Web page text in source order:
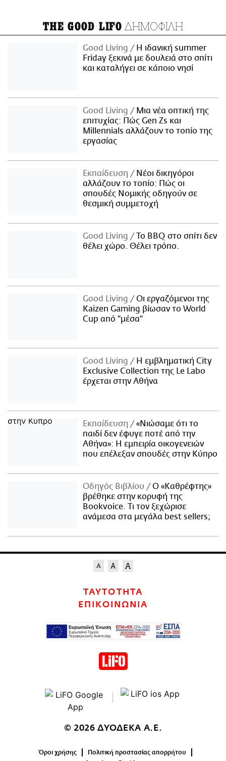
THE GOOD LIFO ΔΗΜΟΦΙΛΗ
Good Living
Η ιδανική summer
Friday ξεκινά με δουλειά στο σπίτι
και καταλήγει σε κάποιο νησί
Good Living
Μια νέα οπτική της
επιτυχίας: Πώς Gen Zs και
Millennials αλλάζουν το τοπίο της
εργασίας
Εκπαίδευση
Νέοι δικηγόροι
αλλάζουν το τοπίο: Πώς οι
σπουδές Νομικής οδηγούν σε
θεσμική συμμετοχή
Good Living
Το BBQ στο σπίτι δεν
θέλει χώρο. Θέλει τρόπο.
Good Living
Οι εργαζόμενοι της
Kaizen Gaming βίωσαν το World
Cup από "μέσα"
Good Living
Η εμβληματική City
Exclusive Collection της Le Labo
έρχεται στην Αθήνα
Εκπαίδευση
«Νιώσαμε ότι το
παιδί δεν έφυγε ποτέ από την
Αθήνα»: Η εμπειρία οικογενειών
που επέλεξαν σπουδές στην Κύπρο
Οδηγός Βιβλίου
Ο «Καθρέφτης»
βρέθηκε στην κορυφή της
Bookvoice. Τι τον ξεχώρισε
ανάμεσα στα μεγάλα best sellers;
ΤΑΥΤΟΤΗΤΑ
ΕΠΙΚΟΙΝΩΝΙΑ
© 2026 ΔΥΟΔΕΚΑ Α.Ε.
Όροι χρήσης
Πολιτική προστασίας απορρήτου